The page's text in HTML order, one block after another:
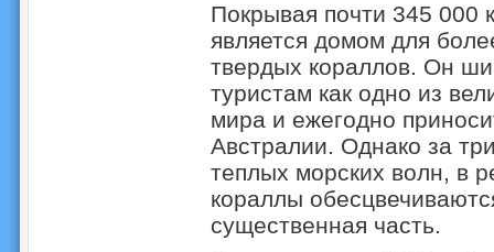
Покрывая почти 345
является домом для
твердых кораллов. Он
туристам как одно из
мира и ежегодно
Австралии. Однако за
теплых морских волн, в
кораллы
существенная часть.